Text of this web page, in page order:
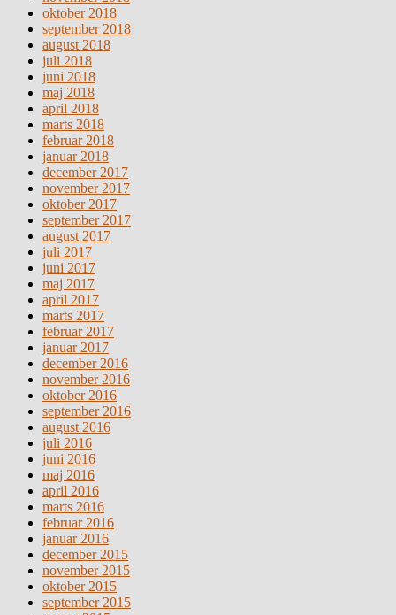
oktober 2018
september 2018
august 2018
juli 2018
juni 2018
maj 2018
april 2018
marts 2018
februar 2018
januar 2018
december 2017
november 2017
oktober 2017
september 2017
august 2017
juli 2017
juni 2017
maj 2017
april 2017
marts 2017
februar 2017
januar 2017
december 2016
november 2016
oktober 2016
september 2016
august 2016
juli 2016
juni 2016
maj 2016
april 2016
marts 2016
februar 2016
januar 2016
december 2015
november 2015
oktober 2015
september 2015